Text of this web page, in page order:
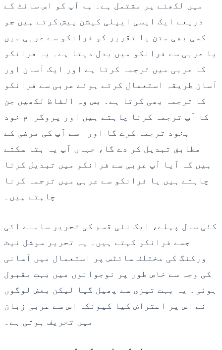
میں لکھنے پر مشتمل ہے۔ ہم آپ کو اس سائٹ کے
ذریعے ایک ایسی ایپلی کیشن پیش کرتے ہیں جو
کسی بھی متن یا تقریر کو فرانکو سے عربی میں
یا عربی سے فرانکو میں بدل دیتا ہے۔ یہ فرانکو
کا عربی میں ترجمہ کرتا ہے اور ایک آسان اور
آسان طریقہ استعمال کرتے ہوئے عربی سے فرانکو
کا ترجمہ بھی کرتا ہے۔ بس وہ الفاظ لکھیں جن
کا آپ ترجمہ کرنا چاہتے ہیں اور پروگرام خود
بخود ترجمہ کرے گا اور اسے آپ کی مرضی کے
مطابق تبدیل کر دے گا، جہاں آپ یہ بتا سکتے
ہیں کہ آیا آپ عربی سے فرانکو میں تبدیل کرنا
چاہتے ہیں یا فرانکو سے عربی میں ترجمہ کرنا
چاہتے ہیں۔
کئی سال پہلے، ایک نئی قسم کی تحریر سامنے آئی
جسے فرانکو کہتے ہیں۔ یہ تحریر سوشل نیٹ
ورکنگ کی مختلف سائٹس پر استعمال میں آسانی
کی وجہ سے خاص طور پر نوجوانوں میں بہت مقبول
ہوئی۔ یہ بہت تیزی سے پھیل گیا لیکن بعض لوگوں
نے اس پر اعتراض کیا کیونکہ اس سے عربی زبان
میں تحریف ہوتی ہے۔